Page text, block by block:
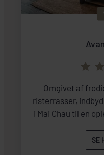
Omgivet af
risterrasser,
i Mai Chau til en
SE